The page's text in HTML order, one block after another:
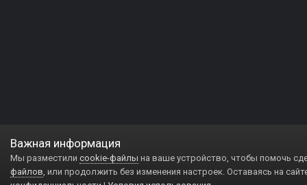
Важная информация
Мы разместили cookie-файлы на ваше устройство, чтобы помочь
файлов, или продолжить без изменения настроек. Оставаясь на